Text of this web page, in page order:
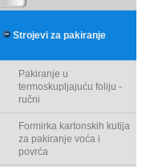
Strojevi za pakiranje
Pakiranje u
termoskupljajuću foliju -
ručni
Formirka kartonskih kutija
za pakiranje voća i
povrća